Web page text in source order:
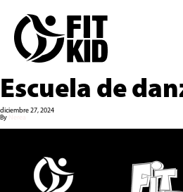
TIENDA
Escuela de
diciembre 27, 2024
By